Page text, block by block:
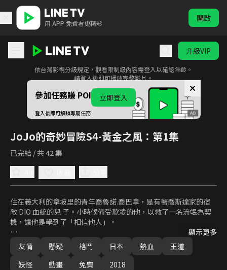
用 APP 免費看更精彩 開啟
升級VIP
JoJo的奇妙冒險S4-黃金之風
此影音為限制級內容
依台灣影視分級規定，觀看限制級內容需登入以確認年齡。
請登入後即可播放完整影片。
立即登入
參加任務賺 POINTS！
登入後即可解鎖專屬任務
JoJo的奇妙冒險S4-黃金之風 ：第1集
已完結 / 共 42 集
住在義大利的拿坡里的青年喬魯諾.喬巴拿，是有著喬斯達家的宿
敵.DIO 血統的兒 子。小時候備受欺凌的他，以救了一名流氓為契
機，讓他是學到了「相信他人」。
對於這位不忘恩情、並帶有敬意與他來往的這名流氓，深深地吸引
了他的心。就這樣，讓喬魯諾是憧憬成為一名「流氓巨星」。15歲
那年，因和黑道組織「熱情」起了糾紛，也讓他是被人給盯上...
顯示更多
友情
懸疑 格鬥 日本 熱血
王道
妖怪
動畫 免費 2018